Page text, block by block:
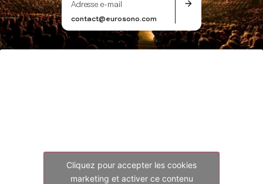
Adresse e-mail
contact@eurosono.com
Cliquez pour accepter les cookies
marketing et activer ce contenu